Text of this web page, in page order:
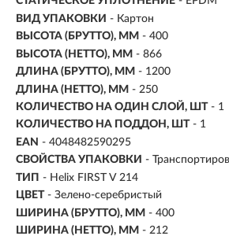
ВИД УПАКОВКИ - Картон
ВЫСОТА (БРУТТО), ММ - 400
ВЫСОТА (НЕТТО), ММ - 866
ДЛИНА (БРУТТО), ММ - 1200
ДЛИНА (НЕТТО), ММ - 250
КОЛИЧЕСТВО НА ОДИН СЛОЙ, ШТ - 1
КОЛИЧЕСТВО НА ПОДДОН, ШТ - 1
EAN - 4048482590295
СВОЙСТВА УПАКОВКИ -
ТИП - Helix FIRST V 214
ЦВЕТ - Зелено-серебристый
ШИРИНА (БРУТТО), ММ - 400
ШИРИНА (НЕТТО), ММ - 212